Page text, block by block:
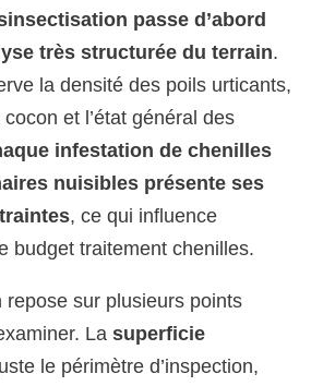
passe d’abord
très structurée du terrain.
la densité des poils urticants,
et l’état général des
infestation de chenilles
nuisibles présente ses
, ce qui influence
budget traitement chenilles.
repose sur plusieurs points
Lasuperficie
le périmètre d’inspection,